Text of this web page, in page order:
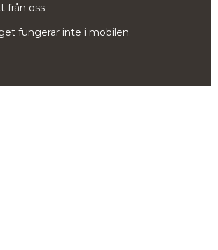
från oss.
fungerar inte i mobilen.